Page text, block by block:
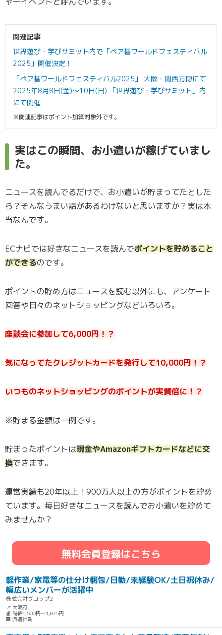
関連記事
世界遊び・学びサミット内で「ペア碁ワールドフェスティバル
2025」開催決定！
「ペア碁ワールドフェスティバル2025」 大阪・関西万博にて
2025年8月8日(金)～10日(日) 「世界遊び・学びサミット」内
にて開催
※関連記事はポイント加算対象外です。
実はこの瞬間、お小遣いが稼げていまし
た。
ニュースを読んでるだけで、お小遣いが貯まってたとした
ら？そんなうまい話があるわけないと思いますか？実は本
当なんです。
ECナビでは好きなニュースを読んでポイントを貯めること
ができるのです。
ポイントの貯め方はニュースを読む以外にも、アンケート
回答や日々のネットショッピングなどいろいろ。
座談会に参加して6,000円！？
気になってたクレジットカードを発行して10,000円！？
いつものネットショッピングのポイントが実質倍に！？
※貯まる金額は一例です。
貯まったポイントは現金やAmazonギフトカードなどに交
換できます。
運営実績も20年以上！900万人以上の方がポイントを貯め
ています。毎日好きなニュースを読んでお小遣いを貯めて
みませんか？
無料会員登録はこちら
軽作業/家電等の仕分け梱包/日勤/未経験OK/土日祝休み/
幅広いメンバーが活躍中
株式会社グロップ2
📍 大阪府
💰 時給1,500円～1,875円
🏢 派遣社員